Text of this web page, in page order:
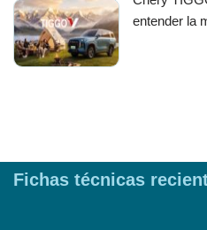
entender la
Fichas técnicas